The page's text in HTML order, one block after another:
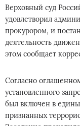
Верховный суд
удовлетворил
прокурором, и
деятельность
этом сообщает
Согласно
установленного
был включен в
признанных